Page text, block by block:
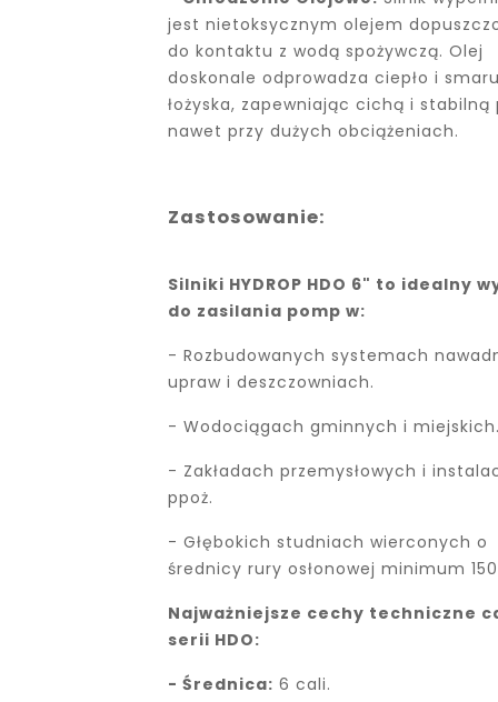
jest nietoksycznym olejem
do kontaktu z wodą spożywczą. Olej
doskonale odprowadza ciepło i
łożyska, zapewniając cichą i stabilną
nawet przy dużych obciążeniach.
Zastosowanie:
Silniki HYDROP HDO 6" to idealny
do zasilania pomp w:
- Rozbudowanych systemach
upraw i deszczowniach.
- Wodociągach gminnych i
- Zakładach przemysłowych i
ppoż.
- Głębokich studniach wierconych o
średnicy rury osłonowej minimum
Najważniejsze cechy techniczne
serii HDO:
- Średnica: 6 cali.